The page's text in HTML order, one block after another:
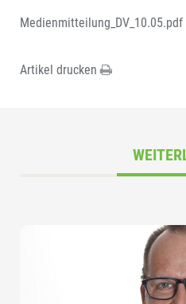
Medienmitteilung_DV_10.05.pdf
Artikel drucken